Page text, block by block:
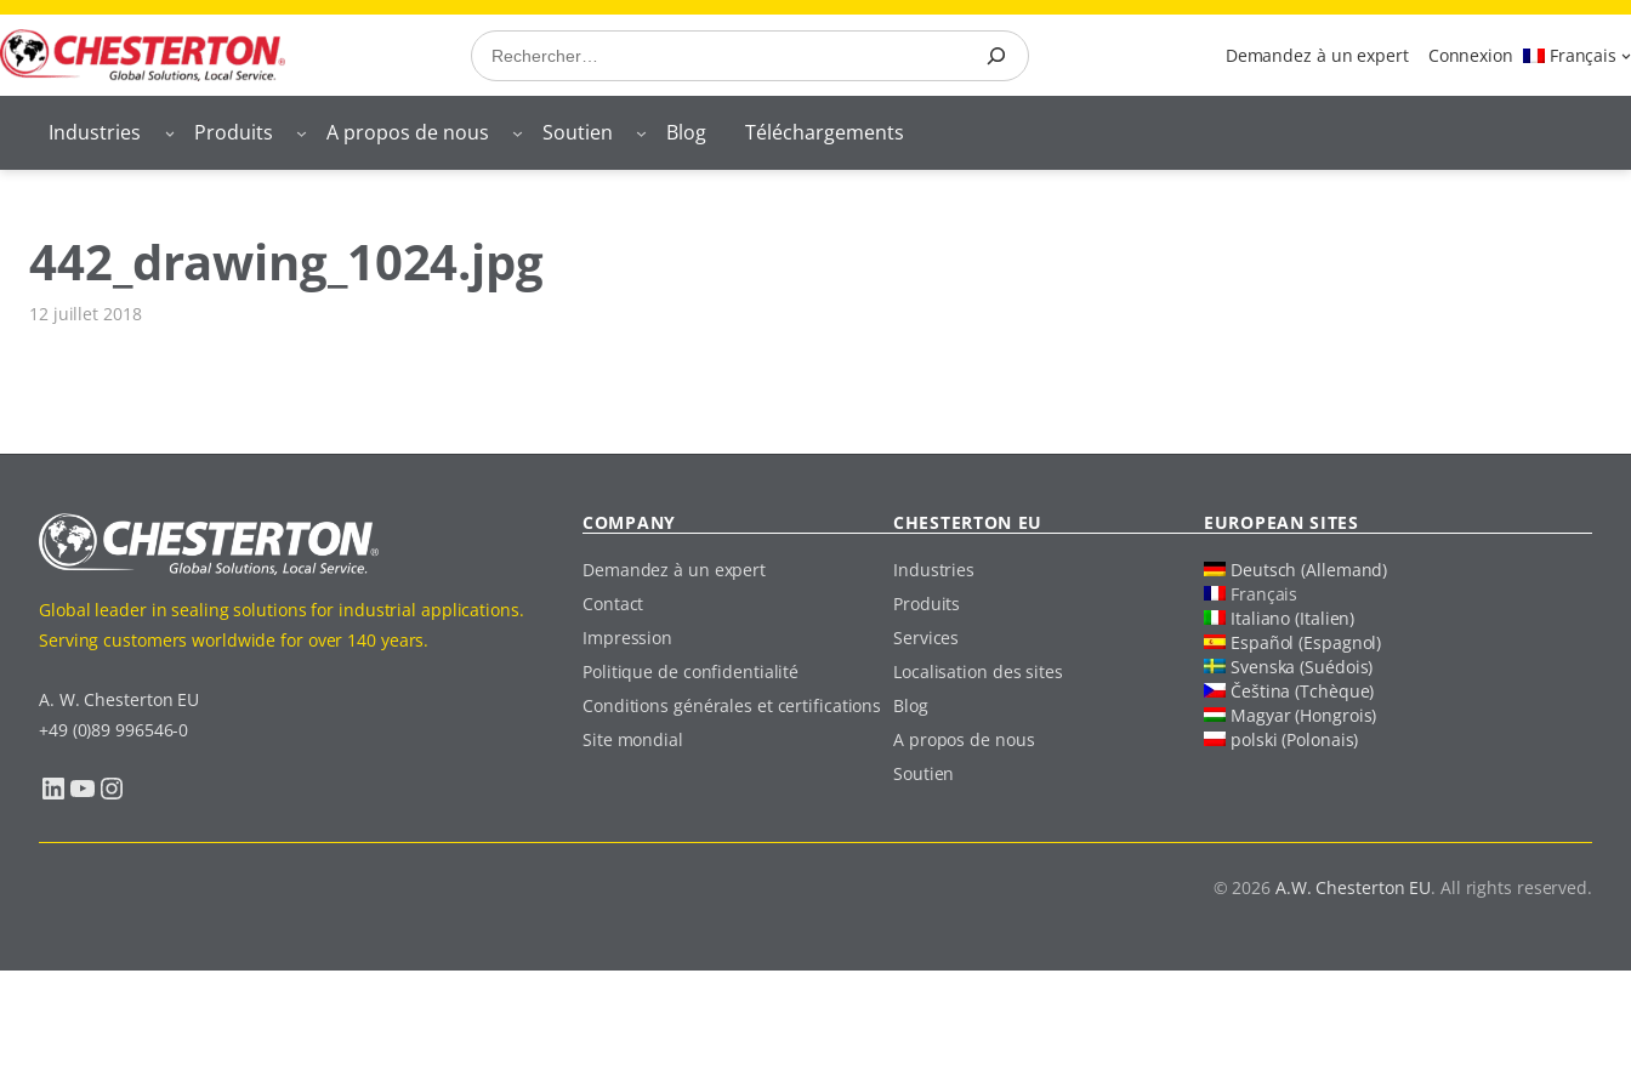
Aller
au
contenu
Search Demandez à un expert Connexion Français
Industries Produits A propos de nous Soutien Blog Téléchargements
442_drawing_1024.jpg
12 juillet 2018
Global leader in sealing solutions for industrial applications.
Serving customers worldwide for over 140 years.
A. W. Chesterton EU
+49 (0)89 996546-0
LinkedIn YouTube Instagram
COMPANY
Demandez à un expert
Contact
Impression
Politique de confidentialité
Conditions générales et certifications
Site mondial
CHESTERTON EU
Industries
Produits
Services
Localisation des sites
Blog
A propos de nous
Soutien
EUROPEAN SITES
Deutsch (Allemand)
Français
Italiano (Italien)
Español (Espagnol)
Svenska (Suédois)
Čeština (Tchèque)
Magyar (Hongrois)
polski (Polonais)
© 2026 A.W. Chesterton EU. All rights reserved.